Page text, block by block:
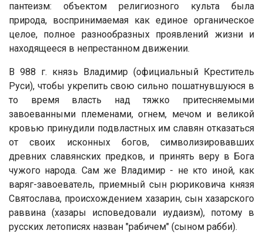
пантеизм: объектом религиозного культа была
природа, воспринимаемая как единое органическое
целое, полное разнообразных проявлений жизни и
находящееся в непрестанном движении.
В 988 г. князь Владимир (официальный Креститель
Руси), чтобы укрепить свою сильно пошатнувшуюся в
то время власть над тяжко притесняемыми
завоеванными племенами, огнем, мечом и великой
кровью принудили подвластных им славян отказаться
от своих исконных богов, символизировавших
древних славянских предков, и принять веру в Бога
чужого народа. Сам же Владимир - не кто иной, как
варяг-завоеватель, приемный сын рюриковича князя
Святослава, происхождением хазарин, сын хазарского
раввина (хазары исповедовали иудаизм), потому в
русских летописях назван "рабичем" (сыном рабби).